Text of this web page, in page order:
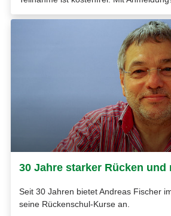
30 Jahre starker Rücken und
Seit 30 Jahren bietet Andreas Fischer
seine Rückenschul-Kurse an.